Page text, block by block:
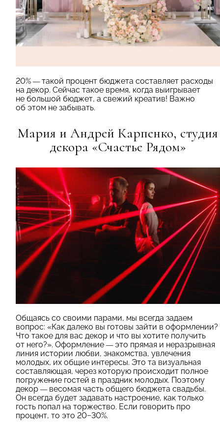
20% —такой процент бюджета составляет расходы
на декор. Сейчас такое время, когда выигрывает
не большой бюджет, а свежий креатив! Важно
об этом не забывать.
Мария и Андрей Карпенко, студия
декора «Счастье Рядом»
Общаясь со своими парами, мы всегда задаем
вопрос: «Как далеко вы готовы зайти в оформлении?
Что такое для вас декор и что вы хотите получить
от него?». Оформление —это прямая и неразрывная
линия истории любви, знакомства, увлечения
молодых, их общие интересы. Это та визуальная
составляющая, через которую происходит полное
погружение гостей в праздник молодых. Поэтому
декор —весомая часть общего бюджета свадьбы.
Он всегда будет задавать настроение, как только
гость попал на торжество. Если говорить про
процент, то это 20−30%.